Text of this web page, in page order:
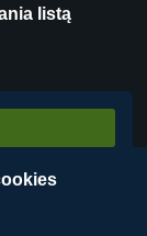
listą